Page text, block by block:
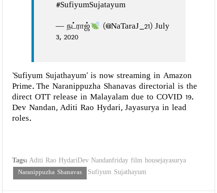
#SufiyumSujatayum
— நட்ராஜ்
(@NaTaraJ_21) July
3, 2020
‘Sufiyum Sujathayum’ is now streaming in Amazon
Prime. The Naranippuzha Shanavas directorial is the
direct OTT release in Malayalam due to COVID 19.
Dev Nandan, Aditi Rao Hydari, Jayasurya in lead
roles.
Tags: Aditi Rao HydariDev Nandanfriday film housejayasurya
Naranippuzha Shanavas Sufiyum Sujathayum